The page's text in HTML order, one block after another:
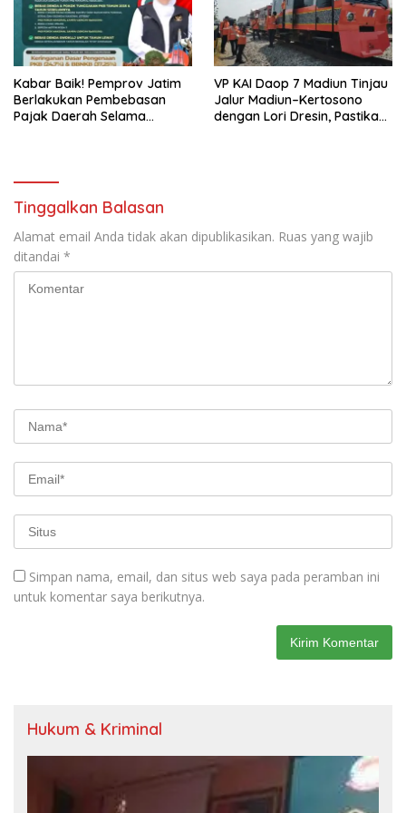
Kabar Baik! Pemprov Jatim
Berlakukan Pembebasan
Pajak Daerah Selama
VP KAI Daop 7 Madiun Tinjau
Jalur Madiun–Kertosono
dengan Lori Dresin, Pastikan
Tinggalkan Balasan
Alamat email Anda tidak akan dipublikasikan. Ruas yang wajib
ditandai *
Simpan nama, email, dan situs web saya pada peramban ini
untuk komentar saya berikutnya.
Hukum & Kriminal